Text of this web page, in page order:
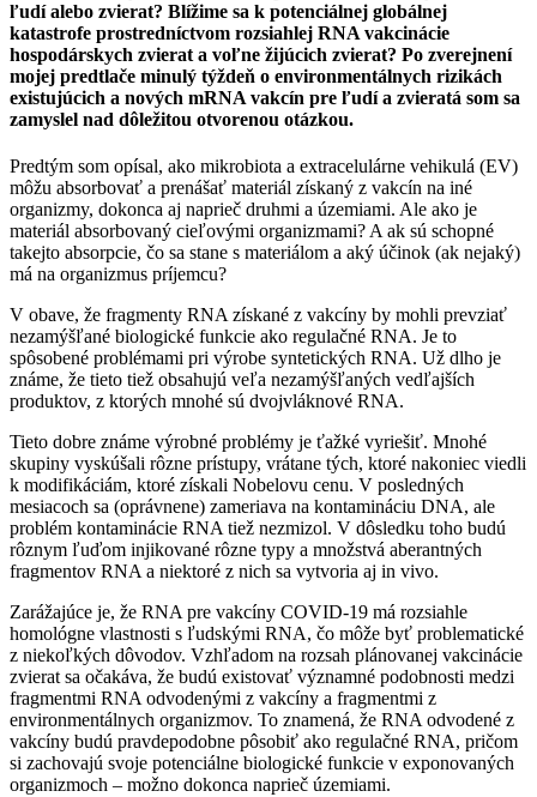
ľudí alebo zvierat? Blížime sa k potenciálnej globálnej
katastrofe prostredníctvom rozsiahlej RNA vakcinácie
hospodárskych zvierat a voľne žijúcich zvierat? Po zverejnení
mojej predtlače minulý týždeň o environmentálnych rizikách
existujúcich a nových mRNA vakcín pre ľudí a zvieratá som sa
zamyslel nad dôležitou otvorenou otázkou.
Predtým som opísal, ako mikrobiota a extracelulárne vehikulá (EV)
môžu absorbovať a prenášať materiál získaný z vakcín na iné
organizmy, dokonca aj naprieč druhmi a územiami. Ale ako je
materiál absorbovaný cieľovými organizmami? A ak sú schopné
takejto absorpcie, čo sa stane s materiálom a aký účinok (ak nejaký)
má na organizmus príjemcu?
V obave, že fragmenty RNA získané z vakcíny by mohli prevziať
nezamýšľané biologické funkcie ako regulačné RNA. Je to
spôsobené problémami pri výrobe syntetických RNA. Už dlho je
známe, že tieto tiež obsahujú veľa nezamýšľaných vedľajších
produktov, z ktorých mnohé sú dvojvláknové RNA.
Tieto dobre známe výrobné problémy je ťažké vyriešiť. Mnohé
skupiny vyskúšali rôzne prístupy, vrátane tých, ktoré nakoniec viedli
k modifikáciám, ktoré získali Nobelovu cenu. V posledných
mesiacoch sa (oprávnene) zameriava na kontamináciu DNA, ale
problém kontaminácie RNA tiež nezmizol. V dôsledku toho budú
rôznym ľuďom injikované rôzne typy a množstvá aberantných
fragmentov RNA a niektoré z nich sa vytvoria aj in vivo.
Zarážajúce je, že RNA pre vakcíny COVID-19 má rozsiahle
homológne vlastnosti s ľudskými RNA, čo môže byť problematické
z niekoľkých dôvodov. Vzhľadom na rozsah plánovanej vakcinácie
zvierat sa očakáva, že budú existovať významné podobnosti medzi
fragmentmi RNA odvodenými z vakcíny a fragmentmi z
environmentálnych organizmov. To znamená, že RNA odvodené z
vakcíny budú pravdepodobne pôsobiť ako regulačné RNA, pričom
si zachovajú svoje potenciálne biologické funkcie v exponovaných
organizmoch – možno dokonca naprieč územiami.